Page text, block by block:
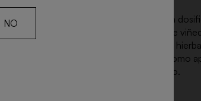
NO
Drappier Brut Nature es un champagne sin
pureza, elaborado 100% con Pinot Noir de
Presenta aromas de frutos rojos, cítricos y
final especiado y una boca amplia. Ideal como
mariscos, sashimis y queso de cabra fresco.